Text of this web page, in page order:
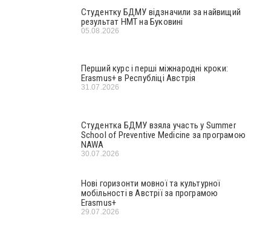
Студентку БДМУ відзначили за найвищий
результат НМТ на Буковині
05.08.2026
Перший курс і перші міжнародні кроки:
Erasmus+ в Республіці Австрія
31.07.2026
Студентка БДМУ взяла участь у Summer
School of Preventive Medicine за програмою
NAWA
30.07.2026
Нові горизонти мовної та культурної
мобільності в Австрії за програмою
Erasmus+
29.07.2026